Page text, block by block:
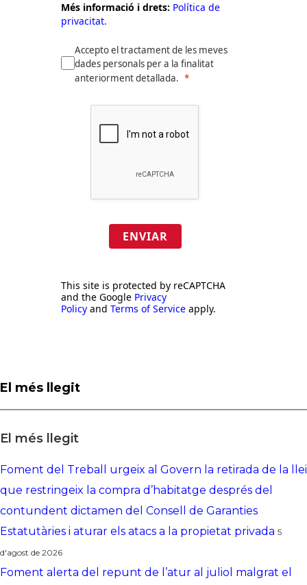
Més informació i drets: Política de
privacitat.
Accepto el tractament de les meves
dades personals per a la finalitat
anteriorment detallada.
ENVIAR
This site is protected by reCAPTCHA
and the Google Privacy
Policy and Terms of Service apply.
El més llegit
El més llegit
Foment del Treball urgeix al Govern la retirada de la llei
que restringeix la compra d’habitatge després del
contundent dictamen del Consell de Garanties
Estatutàries i aturar els atacs a la propietat privada 5
d'agost de 2026
Foment alerta del repunt de l’atur al juliol malgrat el